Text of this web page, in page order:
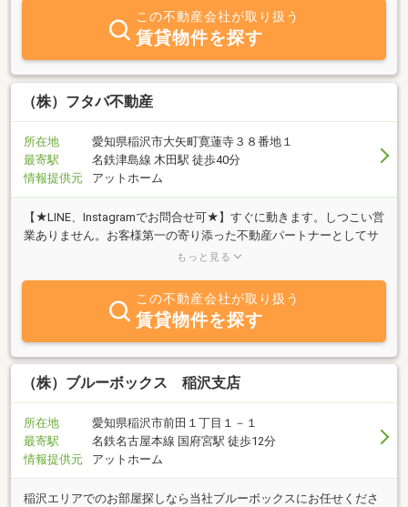
「Ｎice Ｐartner」を大切にし、不動産物件ごとの、より良い提案
を行い最後にはお客様の笑顔を拝見できるように、精一杯お手伝い
をさせて頂きます。詳細は、自社ホームページをご覧ください！！
http://www.pnfudousan.com/
この不動産会社が取り扱う
賃貸物件を探す
（株）フタバ不動産
所在地
愛知県稲沢市大矢町寛蓮寺３８番地１
最寄駅
名鉄津島線 木田駅 徒歩40分
情報提供元
アットホーム
【★LINE、Instagramでお問合せ可★】すぐに動きます。しつこい営
業ありません。お客様第一の寄り添った不動産パートナーとしてサ
ポート致します。特定の地域に限らず、土地・住宅・不動産売買の
もっと見る
この不動産会社が取り扱う
賃貸物件を探す
（株）ブルーボックス 稲沢支店
所在地
愛知県稲沢市前田１丁目１－１
最寄駅
名鉄名古屋本線 国府宮駅 徒歩12分
情報提供元
アットホーム
稲沢エリアでのお部屋探しなら当社ブルーボックスにお任せくださ